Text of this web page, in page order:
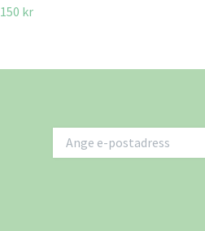
150 kr